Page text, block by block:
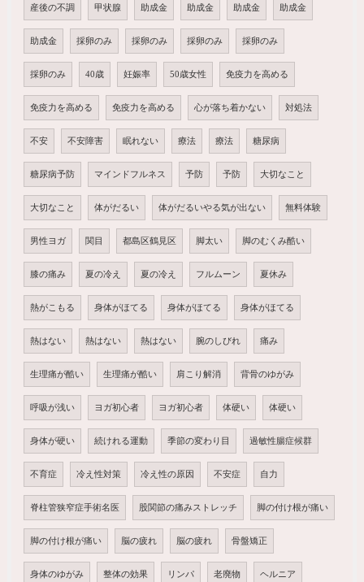
産後の不調 甲状腺 助成金 助成金 助成金 助成金
助成金 採卵のみ 採卵のみ 採卵のみ 採卵のみ
採卵のみ 40歳 妊娠率 50歳女性 免疫力を高める
免疫力を高める 免疫力を高める 心が落ち着かない 対処法
不安 不安障害 眠れない 療法 療法 糖尿病
糖尿病予防 マインドフルネス 予防 予防 大切なこと
大切なこと 体がだるい 体がだるいやる気が出ない 無料体験
男性ヨガ 関目 都島区鶴見区 脚太い 脚のむくみ酷い
膝の痛み 夏の冷え 夏の冷え フルムーン 夏休み
熱がこもる 身体がほてる 身体がほてる 身体がほてる
熱はない 熱はない 熱はない 腕のしびれ 痛み
生理痛が酷い 生理痛が酷い 肩こり解消 背骨のゆがみ
呼吸が浅い ヨガ初心者 ヨガ初心者 体硬い 体硬い
身体が硬い 続けれる運動 季節の変わり目 過敏性腸症候群
不育症 冷え性対策 冷え性の原因 不安症 自力
脊柱管狭窄症手術名医 股関節の痛みストレッチ 脚の付け根が痛い
脚の付け根が痛い 脳の疲れ 脳の疲れ 骨盤矯正
身体のゆがみ 整体の効果 リンパ 老廃物 ヘルニア